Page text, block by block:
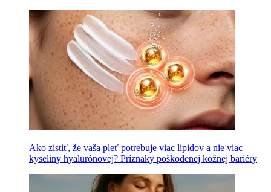
Ako zistiť, že vaša pleť potrebuje viac lipidov a nie viac
kyseliny hyalurónovej? Príznaky poškodenej kožnej bariéry